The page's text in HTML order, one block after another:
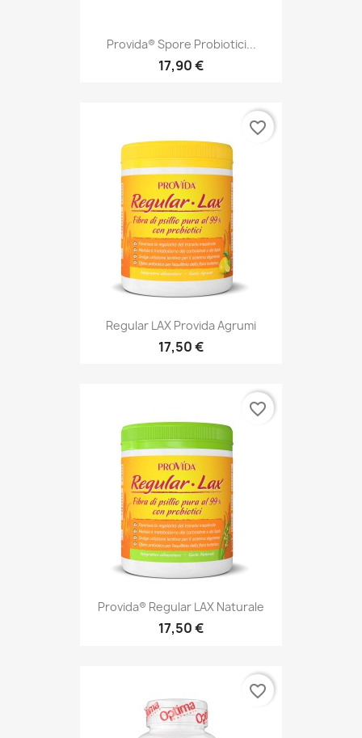
Provida® Spore Probiotici...
17,90 €
Regular LAX Provida Agrumi
17,50 €
favorite_border
Provida® Regular LAX Naturale
17,50 €
favorite_border
favorite_border